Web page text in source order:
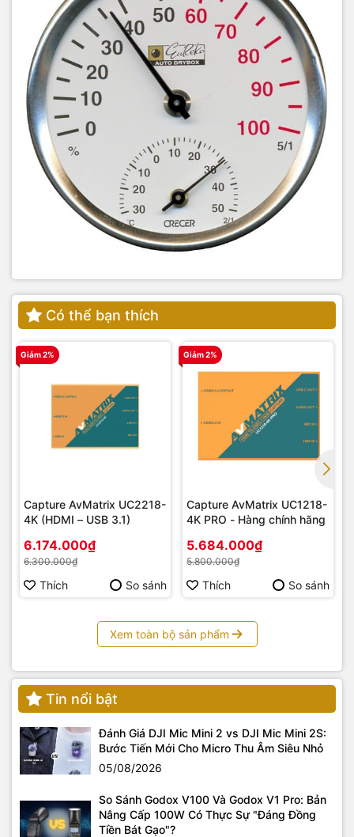
Có thể bạn thích
Giảm 2%
Capture AvMatrix UC2218-
4K (HDMI – USB 3.1)
6.174.000₫
6.300.000₫
Thích So sánh
Giảm 2%
Capture AvMatrix UC1218-
4K PRO - Hàng chính hãng
5.684.000₫
5.800.000₫
Thích So sánh
Xem toàn bộ sản phẩm
Tin nổi bật
Đánh Giá DJI Mic Mini 2 vs DJI Mic Mini 2S:
Bước Tiến Mới Cho Micro Thu Âm Siêu Nhỏ
05/08/2026
So Sánh Godox V100 Và Godox V1 Pro: Bản
Nâng Cấp 100W Có Thực Sự "Đáng Đồng
Tiền Bát Gạo"?